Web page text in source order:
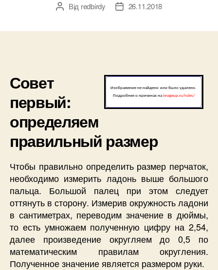
Автор
Від redbirdy
Дата26.11.2018
Совет
первый:
определяем
правильный размер
Чтобы правильно определить размер перчаток,
необходимо измерить ладонь выше большого
пальца. Большой палец при этом следует
оттянуть в сторону. Измерив окружность ладони
в сантиметрах, переводим значение в дюймы,
то есть умножаем полученную цифру на 2,54,
далее произведение округляем до 0,5 по
математическим правилам округления.
Полученное значение является размером руки.